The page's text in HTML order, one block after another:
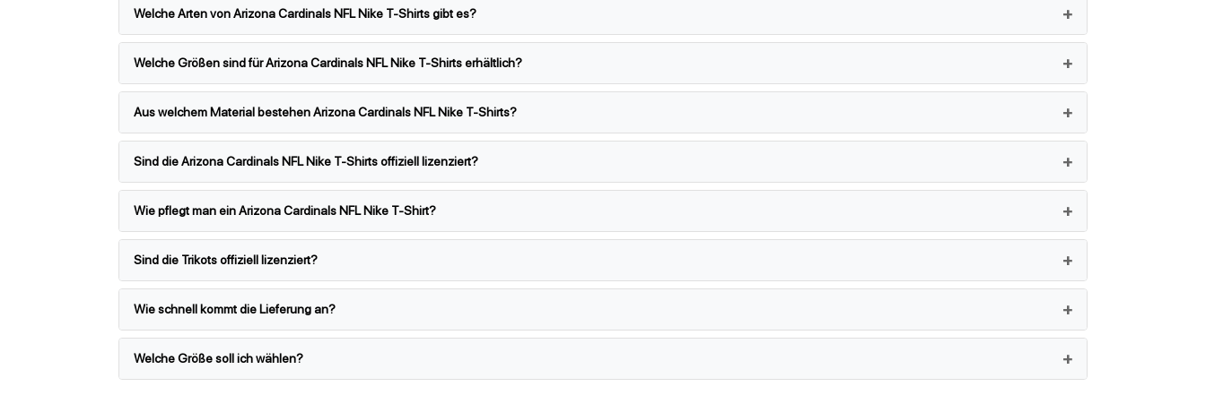
Welche Arten von Arizona Cardinals NFL Nike T-Shirts gibt es?
Welche Größen sind für Arizona Cardinals NFL Nike T-Shirts erhältlich?
Aus welchem Material bestehen Arizona Cardinals NFL Nike T-Shirts?
Sind die Arizona Cardinals NFL Nike T-Shirts offiziell lizenziert?
Wie pflegt man ein Arizona Cardinals NFL Nike T-Shirt?
Sind die Trikots offiziell lizenziert?
Wie schnell kommt die Lieferung an?
Welche Größe soll ich wählen?